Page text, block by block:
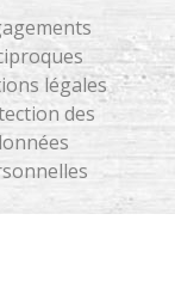
légales
des